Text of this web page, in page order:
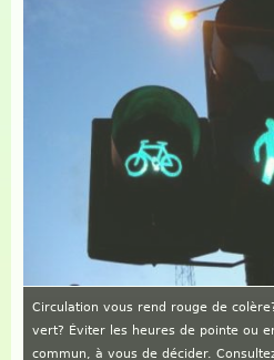
Circulation vous rend rouge de
vert? Éviter les heures de pointe ou
commun, à vous de décider.